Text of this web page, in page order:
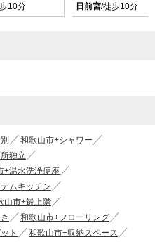
10分
日前宮/徒歩10分
和歌山市+シャワー
独立
+温水洗浄便座
ムキッチン
山市+最上階
和歌山市+フローリング
ト
和歌山市+収納スペース